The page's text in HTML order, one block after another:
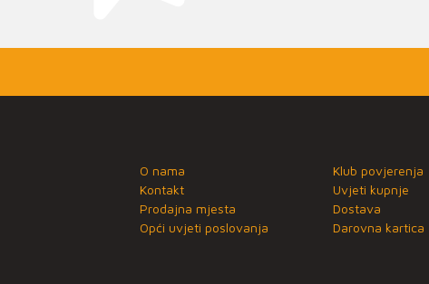
O nama
Kontakt
Prodajna mjesta
Opći uvjeti poslovanja
Klub povjerenja
Uvjeti kupnje
Dostava
Darovna kartica